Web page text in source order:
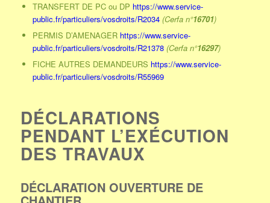
TRANSFERT DE PC ou DP https://www.service-
public.fr/particuliers/vosdroits/R2034 (Cerfa n°16701)
PERMIS D’AMENAGER https://www.service-
public.fr/particuliers/vosdroits/R21378 (Cerfa n°16297)
FICHE AUTRES DEMANDEURS https://www.service-
public.fr/particuliers/vosdroits/R55969
DÉCLARATIONS
PENDANT L’EXÉCUTION
DES TRAVAUX
DÉCLARATION OUVERTURE DE